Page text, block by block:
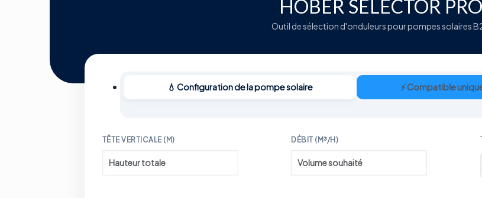
HOBER SELECTOR PRO
Outil de sélection d'onduleurs pour pompes solaires
💧 Configuration de la pompe solaire ⚡ Compatible
TÊTE VERTICALE (M) DÉBIT (M³/H)